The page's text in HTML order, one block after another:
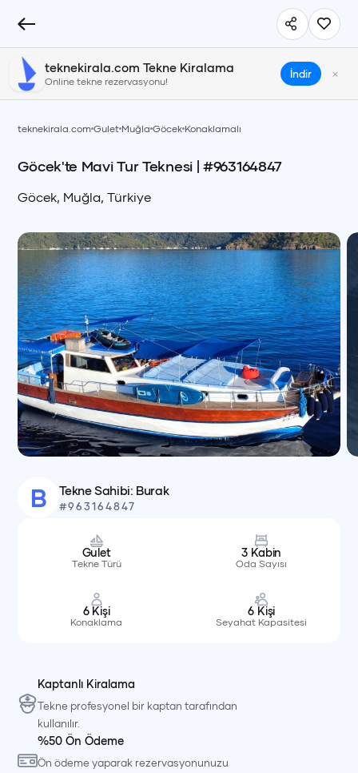
teknekirala.com Tekne Kiralama
Online tekne rezervasyonu!
İndir ×
teknekirala.com Gulet Muğla Göcek Konaklamalı
Göcek'te Mavi Tur Teknesi| #963164847
Göcek, Muğla,Türkiye
B Tekne Sahibi: Burak
#963164847
Gulet
Tekne Türü
3 Kabin
Oda Sayısı
6 Kişi
Konaklama
6 Kişi
Seyahat Kapasitesi
Kaptanlı Kiralama
Tekne profesyonel bir kaptan tarafından
kullanılır.
%50 Ön Ödeme
Ön ödeme yaparak rezervasyonunuzu